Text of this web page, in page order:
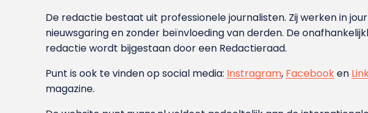
De redactie bestaat uit professionele journalisten. Zij werken in
nieuwsgaring en zonder beïnvloeding van derden. De
redactie wordt bijgestaan door een Redactieraad.
Punt is ook te vinden op social media: Instragram, Facebooken
magazine.